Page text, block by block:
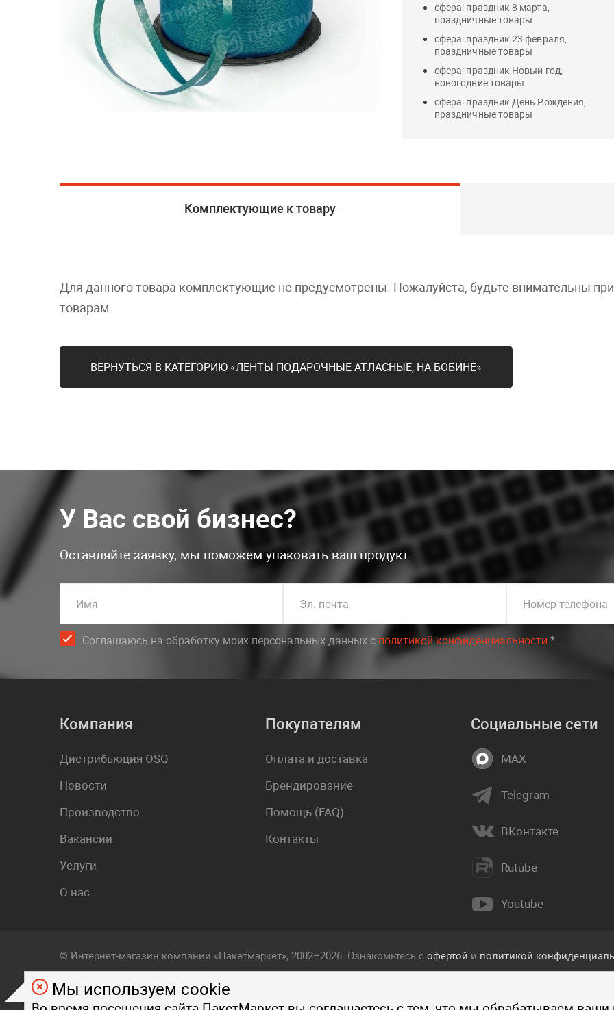
сфера: праздник 8 марта,
праздничные товары
сфера: праздник 23 февраля,
праздничные товары
сфера: праздник Новый год,
новогодние товары
сфера: праздник День Рождения,
праздничные товары
Комплектующие к товару
Для данного товара комплектующие не предусмотрены. Пожалуйста, будьте внимательны
товарам.
ВЕРНУТЬСЯ В КАТЕГОРИЮ «ЛЕНТЫ ПОДАРОЧНЫЕ АТЛАСНЫЕ, НА БОБИНЕ»
У Вас свой бизнес?
Оставляйте заявку, мы поможем упаковать ваш продукт.
Имя Эл. почта Номер телефона
Соглашаюсь на обработку моих персональных данных c политикой конфиденциальности.*
Мы используем cookie
Компания
Дистрибьюция OSQ
Новости
Производство
Вакансии
Услуги
О нас
Покупателям
Оплата и доставка
Брендирование
Помощь (FAQ)
Контакты
Социальные сети
MAX
Telegram
ВКонтакте
Rutube
Youtube
© Интернет-магазин компании «Пакетмаркет», 2002–2026. Ознакомьтесь с офертой и политикой
Любой визуальный и фирменный стиль, контент, текст, фотографии, изображения, и другие объекты,